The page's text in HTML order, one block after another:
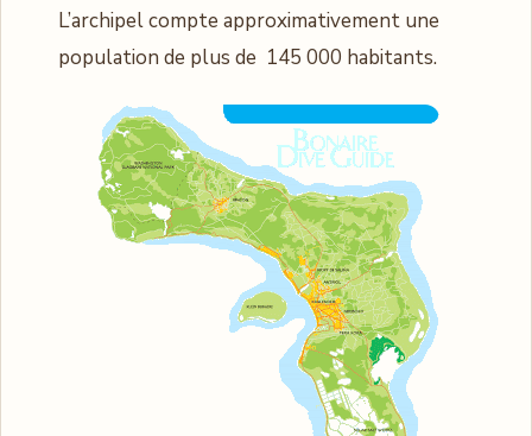
L’archipel compte approximativement une
population de plus de 145 000 habitants.